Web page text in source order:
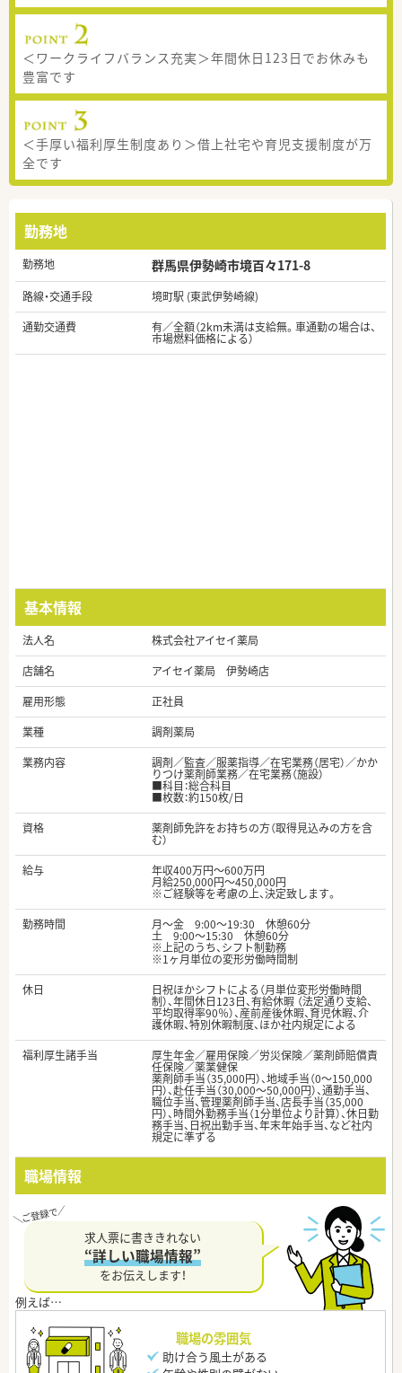
＜ワークライフバランス充実＞年間休日123日でお休みも
豊富です
＜手厚い福利厚生制度あり＞借上社宅や育児支援制度が万
全です
勤務地
勤務地 群馬県伊勢崎市境百々171-8
路線・交通手段
境町駅 (東武伊勢崎線)
通勤交通費
有／全額（2km未満は支給無。車通勤の場合は、
市場燃料価格による）
基本情報
法人名
株式会社アイセイ薬局
店舗名
アイセイ薬局 伊勢崎店
雇用形態
正社員
業種
調剤薬局
業務内容
調剤／監査／服薬指導／在宅業務（居宅）／かか
りつけ薬剤師業務／在宅業務（施設）
■科目：総合科目
■枚数：約150枚/日
資格
薬剤師免許をお持ちの方（取得見込みの方を含
む）
給与
年収400万円～600万円
月給250,000円～450,000円
※ご経験等を考慮の上、決定致します。
勤務時間
月～金 9:00～19:30 休憩60分
土 9:00～15:30 休憩60分
※上記のうち、シフト制勤務
※1ヶ月単位の変形労働時間制
休日
日祝ほかシフトによる（月単位変形労働時間
制）、年間休日123日、有給休暇 （法定通り支給、
平均取得率90％）、産前産後休暇、育児休暇、介
護休暇、特別休暇制度、ほか社内規定による
福利厚生諸手当
厚生年金／雇用保険／労災保険／薬剤師賠償責
任保険／薬業健保
薬剤師手当（35,000円）、地域手当（0～150,000
円）、赴任手当（30,000～50,000円）、通勤手当、
職位手当、管理薬剤師手当、店長手当（35,000
円）、時間外勤務手当（1分単位より計算）、休日勤
務手当、日祝出勤手当、年末年始手当、など社内
規定に準ずる
職場情報
求人票に書ききれない
“詳しい職場情報”
をお伝えします！
職場の雰囲気
助け合う風土がある